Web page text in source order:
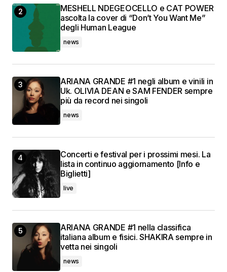
MESHELL NDEGEOCELLO e CAT POWER
ascolta la cover di “Don’t You Want Me”
degli Human League
news
ARIANA GRANDE #1 negli album e vinili in
Uk. OLIVIA DEAN e SAM FENDER sempre
più da record nei singoli
news
Concerti e festival per i prossimi mesi. La
lista in continuo aggiornamento [Info e
Biglietti]
live
ARIANA GRANDE #1 nella classifica
italiana album e fisici. SHAKIRA sempre in
vetta nei singoli
news